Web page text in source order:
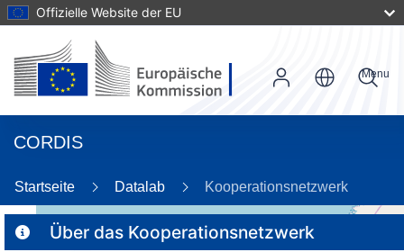
Offizielle Website der EU
CORDIS
Menu
Startseite Datalab Kooperationsnetzwerk
Über das Kooperationsnetzwerk